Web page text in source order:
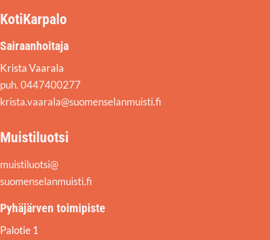
KotiKarpalo
Sairaanhoitaja
Krista Vaarala
puh. 0447400277
krista.vaarala@suomenselanmuisti.fi
Muistiluotsi
muistiluotsi@
suomenselanmuisti.fi
Pyhäjärven toimipiste
Palotie 1